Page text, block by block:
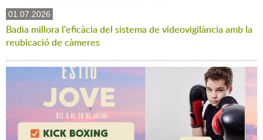
01.07.2026
Badia millora l'eficàcia del sistema de videovigilància amb la
reubicació de càmeres